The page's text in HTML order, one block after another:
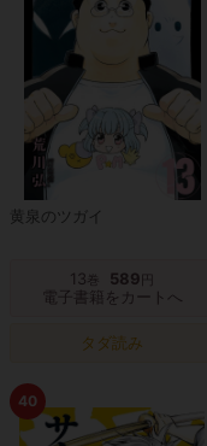
黄泉のツガイ
13 巻 589 円
電子書籍をカートへ
タダ読み
40